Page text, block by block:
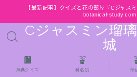
【最新記事】クイズと花の部屋『Cジャス
botanical-study.com
Cジャスミン瑠璃
城
MENU
HOME
辞典クイズ 科名別 部